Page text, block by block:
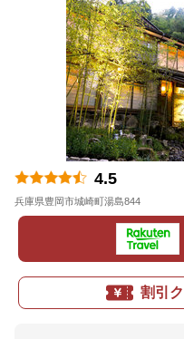
4.5
兵庫県豊岡市城崎町湯島844
割引